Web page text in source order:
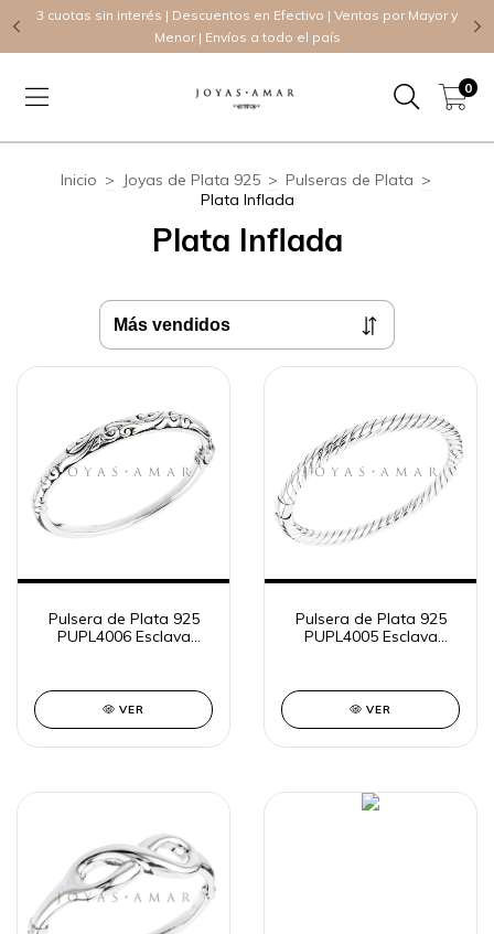
3 cuotas sin interés | Descuentos en Efectivo | Ventas por Mayor y
Menor | Envíos a todo el país
0
Inicio > Joyas de Plata 925 > Pulseras de Plata >
Plata Inflada
Plata Inflada
Pulsera de Plata 925
PUPL4006 Esclava
VER
Pulsera de Plata 925
PUPL4005 Esclava
VER